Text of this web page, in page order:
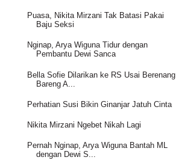
Puasa, Nikita Mirzani Tak Batasi Pakai
Baju Seksi
Nginap, Arya Wiguna Tidur dengan
Pembantu Dewi Sanca
Bella Sofie Dilarikan ke RS Usai Berenang
Bareng A...
Perhatian Susi Bikin Ginanjar Jatuh Cinta
Nikita Mirzani Ngebet Nikah Lagi
Pernah Nginap, Arya Wiguna Bantah ML
dengan Dewi S...